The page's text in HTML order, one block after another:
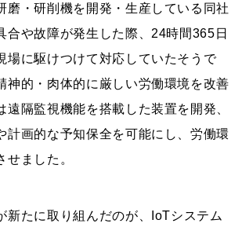
磨・研削機を開発・生産している同社
合や故障が発生した際、24時間365日
場に駆けつけて対応していたそうで
神的・肉体的に厳しい労働環境を改善
遠隔監視機能を搭載した装置を開発、
計画的な予知保全を可能にし、労働環
せました。
新たに取り組んだのが、IoTシステム